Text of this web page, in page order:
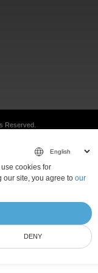
Reserved.
cookies for
our site, you agree toour
DENY